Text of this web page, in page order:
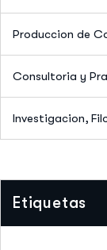
Produccion de
Consultoria y
Investigacion,
Etiquetas